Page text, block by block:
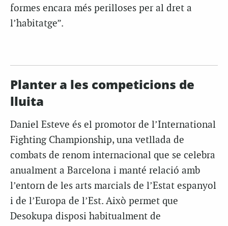
formes encara més perilloses per al dret a
l’habitatge”.
Planter a les competicions de
lluita
Daniel Esteve és el promotor de l’International
Fighting Championship, una vetllada de
combats de renom internacional que se celebra
anualment a Barcelona i manté relació amb
l’entorn de les arts marcials de l’Estat espanyol
i de l’Europa de l’Est. Això permet que
Desokupa disposi habitualment de